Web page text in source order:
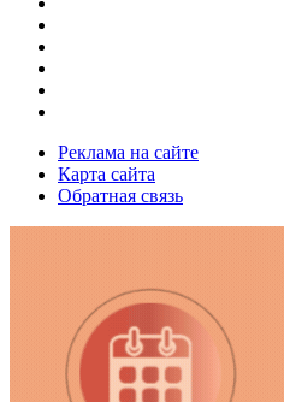
Реклама на сайте
Карта сайта
Обратная связь